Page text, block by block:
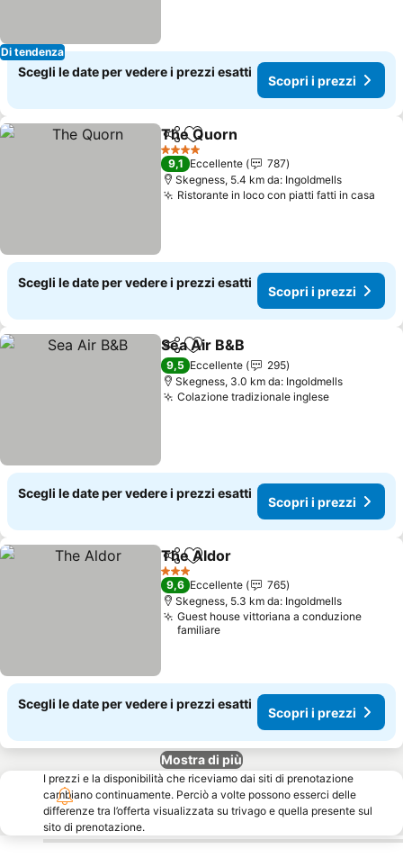
Di tendenza
Scegli le date per vedere i prezzi esatti
Scopri i prezzi
CondividiAggiungi ai preferiti
The Quorn
4 Stelle
9,1 Eccellente
787
Skegness, 5.4 km da: Ingoldmells
Ristorante in loco con piatti fatti in casa
Scegli le date per vedere i prezzi esatti
Scopri i prezzi
CondividiAggiungi ai preferiti
Sea Air B&B
9,5 Eccellente
295
Skegness, 3.0 km da: Ingoldmells
Colazione tradizionale inglese
Scegli le date per vedere i prezzi esatti
Scopri i prezzi
CondividiAggiungi ai preferiti
The Aldor
3 Stelle
9,6 Eccellente
765
Skegness, 5.3 km da: Ingoldmells
Guest house vittoriana a conduzione
familiare
Scegli le date per vedere i prezzi esatti
Scopri i prezzi
Mostra di più
I prezzi e la disponibilità che riceviamo dai siti di prenotazione
cambiano continuamente. Perciò a volte possono esserci delle
differenze tra l’offerta visualizzata su trivago e quella presente sul
sito di prenotazione.